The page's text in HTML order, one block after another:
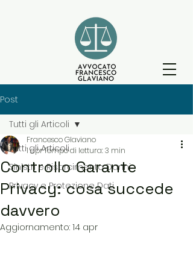
Post
Tutti gli Articoli
Sinistri e Risarcimento Danni
Privacy e Protezione Dati
Tutti gli Articoli
Controllo Garante
Privacy: cosa succede
davvero
Francesco Glaviano
1 aprTempo di lettura: 3 min
Aggiornamento: 14 apr